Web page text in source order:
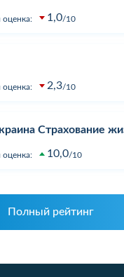
оценка: 1,0 10
оценка: 2,3 10
Страхование
оценка: 10,0 10
Полный рейтинг